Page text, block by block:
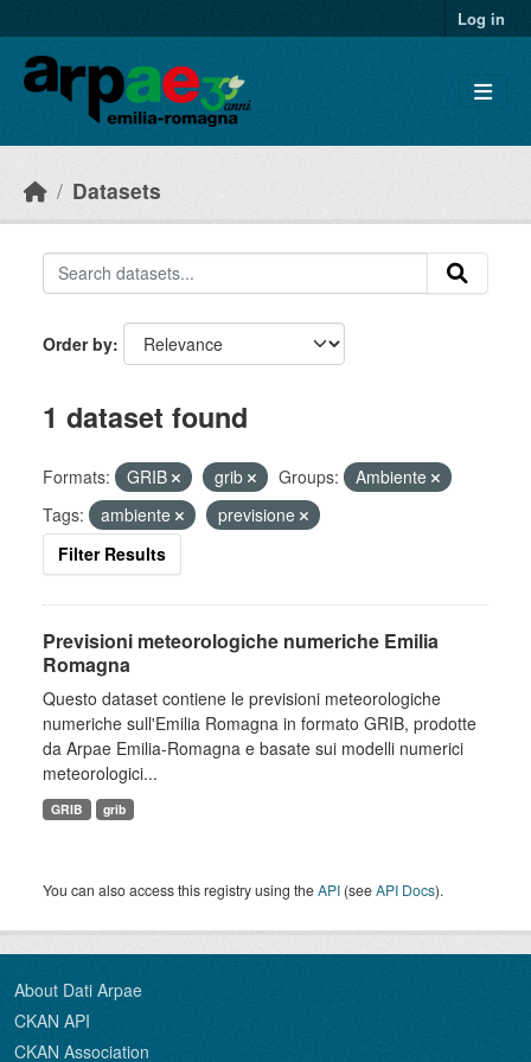
Log in
Datasets
Order by
1 dataset found
Formats: GRIB grib Groups:
Ambiente
Tags:
ambiente
previsione
Filter Results
Previsioni meteorologiche numeriche Emilia
Romagna
Questo dataset contiene le previsioni meteorologiche
numeriche sull'Emilia Romagna in formato GRIB, prodotte
da Arpae Emilia-Romagna e basate sui modelli numerici
meteorologici...
GRIB grib
You can also access this registry using theAPI (seeAPI Docs).
About Dati Arpae
CKAN API
CKAN Association